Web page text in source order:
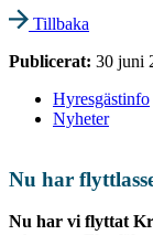
Tillbaka
Publicerat: 30 juni
Hyresgästinfo
Nyheter
Nu har
Nu har vi flyttat